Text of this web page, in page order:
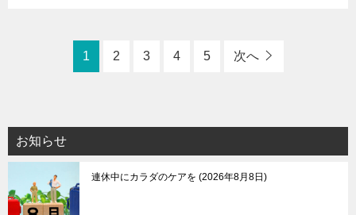
1 2 3 4 5 次へ
お知らせ
連休中にカラダのケアを 2026年8月8日